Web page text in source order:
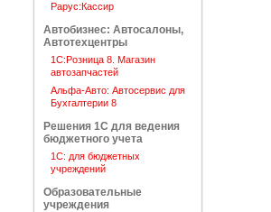
Рарус:Кассир
Автобизнес: Автосалоны,
Автотехцентры
1С:Розница 8. Магазин
автозапчастей
Альфа-Авто: Автосервис для
Бухгалтерии 8
Решения 1С для ведения
бюджетного учета
1С: для бюджетных
учреждений
Образовательные
учреждения